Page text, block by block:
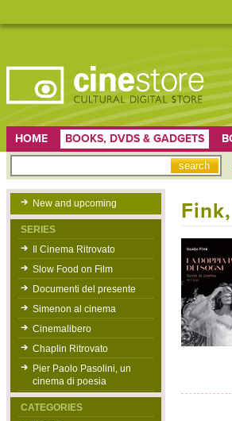
HOME BOOKS, DVDS & GADGETS
New and upcoming
SERIES
Il Cinema Ritrovato
Slow Food on Film
Documenti del presente
Simenon al cinema
Cinemalibero
Chaplin Ritrovato
Pier Paolo Pasolini, un
cinema di poesia
CATEGORIES